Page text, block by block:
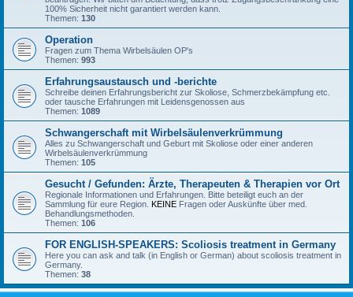
100% Sicherheit nicht garantiert werden kann.
Themen: 130
Operation
Fragen zum Thema Wirbelsäulen OP's
Themen: 993
Erfahrungsaustausch und -berichte
Schreibe deinen Erfahrungsbericht zur Skoliose, Schmerzbekämpfung etc.
oder tausche Erfahrungen mit Leidensgenossen aus
Themen: 1089
Schwangerschaft mit Wirbelsäulenverkrümmung
Alles zu Schwangerschaft und Geburt mit Skoliose oder einer anderen
Wirbelsäulenverkrümmung
Themen: 105
Gesucht / Gefunden: Ärzte, Therapeuten & Therapien vor Ort
Regionale Informationen und Erfahrungen. Bitte beteiligt euch an der
Sammlung für eure Region. KEINE Fragen oder Auskünfte über med.
Behandlungsmethoden.
Themen: 106
FOR ENGLISH-SPEAKERS: Scoliosis treatment in Germany
Here you can ask and talk (in English or German) about scoliosis treatment in
Germany.
Themen: 38